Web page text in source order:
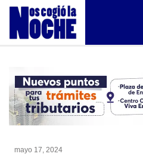
mayo 17, 2024